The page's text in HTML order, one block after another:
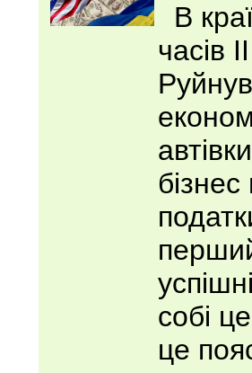
В
часів
собі
це